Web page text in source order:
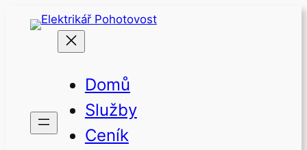
Přeskočit
Domů
Služby
Ceník